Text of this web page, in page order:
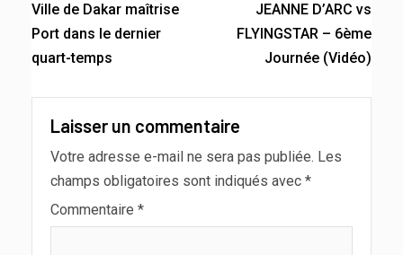
Ville de Dakar maîtrise
Port dans le dernier
quart-temps
JEANNE D’ARC vs
FLYINGSTAR – 6ème
Journée (Vidéo)
Laisser un commentaire
Votre adresse e-mail ne sera pas publiée. Les
champs obligatoires sont indiqués avec *
Commentaire *